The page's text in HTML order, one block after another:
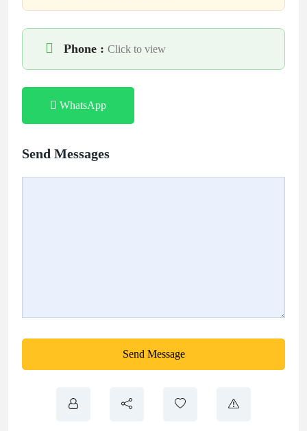
Phone : Click to view
WhatsApp
Send Messages
Send Message